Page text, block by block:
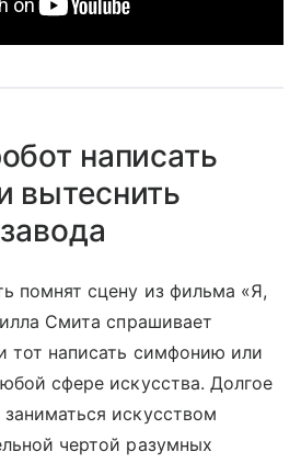
написать
вытеснить
помнят сцену из фильма «Я,
Смита спрашивает
тот написать симфонию или
сфере искусства. Долгое
искусством
чертой разумных